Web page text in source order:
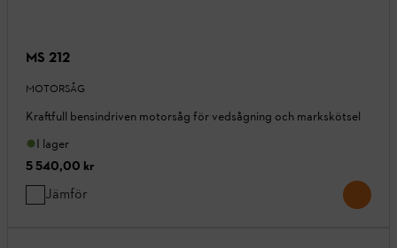
MS 212
MOTORSÅG
Kraftfull bensindriven motorsåg för vedsågning och markskötsel
I lager
5 540,00 kr
Jämför